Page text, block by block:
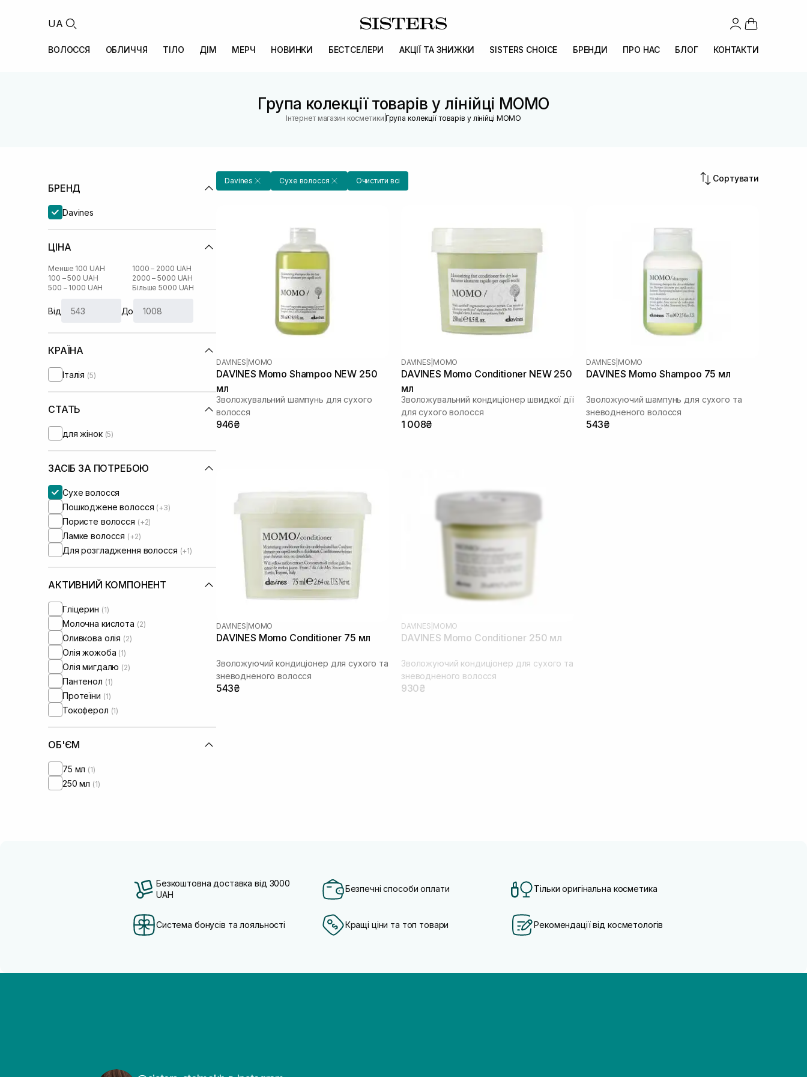
UA
ВОЛОССЯ ОБЛИЧЧЯ ТІЛО ДІМ МЕРЧ НОВИНКИ БЕСТСЕЛЕРИ АКЦІЇ ТА ЗНИЖКИ SISTERS CHOICE БРЕНДИ ПРО НАС БЛОГ КОНТАКТИ
Група колекції товарів у лінійці MOMO
Інтернет магазин косметики |Група колекції товарів у лінійці MOMO
БРЕНД
Davines
ЦІНА
Менше 100 UAH
100 – 500 UAH
500 – 1000 UAH
1000 – 2000 UAH
2000 – 5000 UAH
Більше 5000 UAH
Від До
КРАЇНА
Італія (5)
СТАТЬ
для жінок (5)
ЗАСІБ ЗА ПОТРЕБОЮ
Сухе волосся
Пошкоджене волосся (+3)
Пористе волосся (+2)
Ламке волосся (+2)
Для розгладження волосся (+1)
АКТИВНИЙ КОМПОНЕНТ
Гліцерин (1)
Молочна кислота (2)
Оливкова олія (2)
Олія жожоба (1)
Олія мигдалю (2)
Пантенол (1)
Протеїни (1)
Токоферол (1)
ОБ'ЄМ
75 мл (1)
250 мл (1)
Davines Сухе волосся Очистити всі Сортувати
DAVINES MOMO
DAVINES Momo Shampoo NEW 250
мл
Зволожувальний шампунь для сухого
волосся
946₴
DAVINES MOMO
DAVINES Momo Conditioner NEW 250
мл
Зволожувальний кондиціонер швидкої дії
для сухого волосся
1 008₴
DAVINES MOMO
DAVINES Momo Shampoo 75 мл
Зволожуючий шампунь для сухого та
зневодненого волосся
543₴
DAVINES MOMO
DAVINES Momo Conditioner 75 мл
Зволожуючий кондиціонер для сухого та
зневодненого волосся
543₴
DAVINES MOMO
DAVINES Momo Conditioner 250 мл
Зволожуючий кондиціонер для сухого та
зневодненого волосся
930₴
Безкоштовна доставка від 3000
UAH
Безпечні способи оплати Тільки оригінальна косметика
Система бонусів та лояльності Кращі ціни та топ товари Рекомендації від косметологів